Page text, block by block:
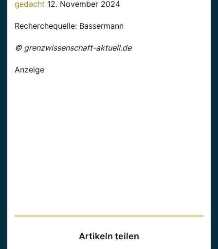
gedacht 12. November 2024
Recherchequelle: Bassermann
© grenzwissenschaft-aktuell.de
Anzeige
Artikeln teilen